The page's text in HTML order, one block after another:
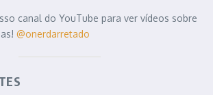
canal do YouTube para ver vídeos sobre
@onerdarretado